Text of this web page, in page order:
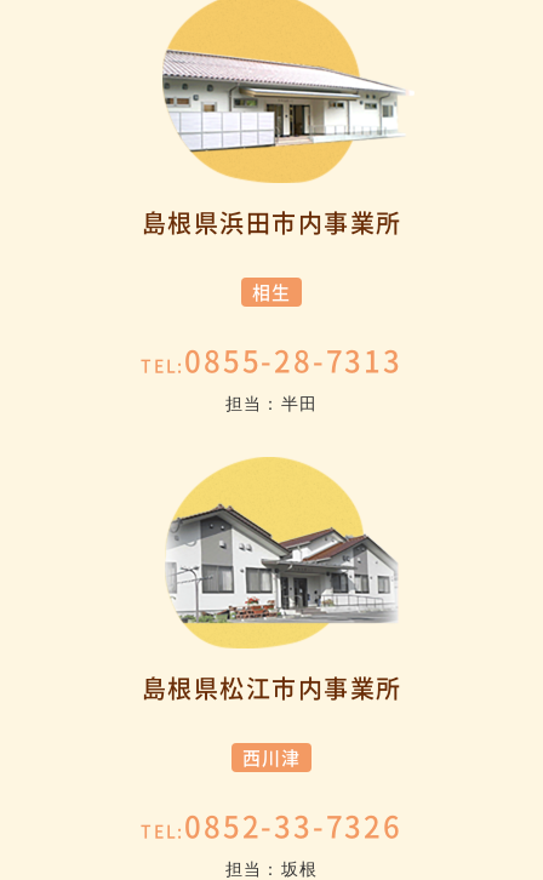
島根県浜田市内事業所
相生
TEL: 0855-28-7313
担当：半田
島根県松江市内事業所
西川津
TEL: 0852-33-7326
担当：坂根